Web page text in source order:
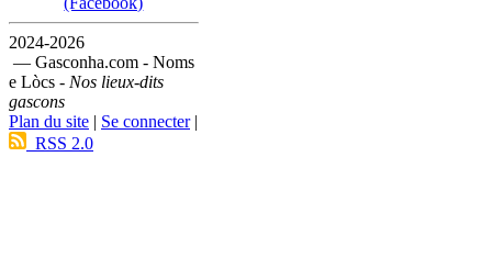
2024-2026
— Gasconha.com - Noms
e Lòcs - Nos lieux-dits
gascons
Plan du site | Se connecter|
RSS 2.0